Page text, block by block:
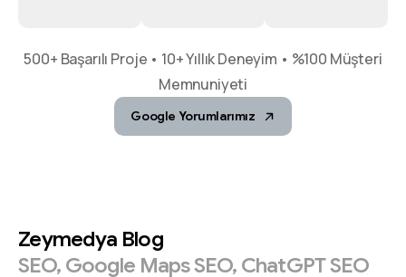
500+ Başarılı Proje • 10+ Yıllık Deneyim • %100 Müşteri
Memnuniyeti
Google Yorumlarımız
Zeymedya Blog
SEO, Google MapsSEO, ChatGPTSEO